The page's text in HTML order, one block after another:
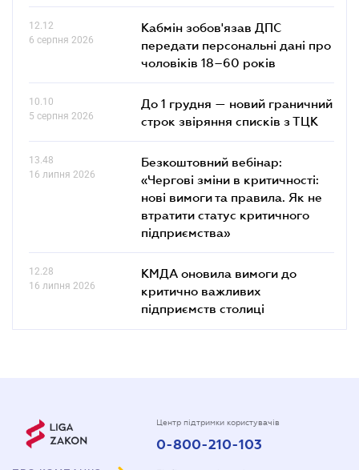
12.12
6 серпня 2026
Кабмін зобов'язав ДПС
передати персональні дані про
чоловіків 18–60 років
10.10
5 серпня 2026
До 1 грудня — новий граничний
строк звіряння списків з ТЦК
13.48
16 липня 2026
Безкоштовний вебінар:
«Чергові зміни в критичності:
нові вимоги та правила. Як не
втратити статус критичного
підприємства»
12.28
16 липня 2026
КМДА оновила вимоги до
критично важливих
підприємств столиці
Центр підтримки користувачів
0-800-210-103